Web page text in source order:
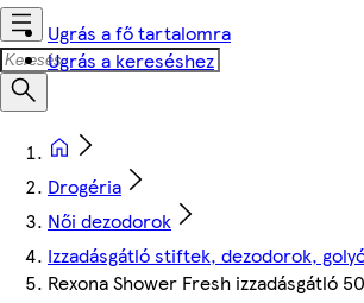
Ugrás a fő tartalomra
Ugrás a kereséshez
Drogéria
Női dezodorok
Izzadásgátló stiftek, dezodorok,
Rexona Shower Fresh izzadásgátló